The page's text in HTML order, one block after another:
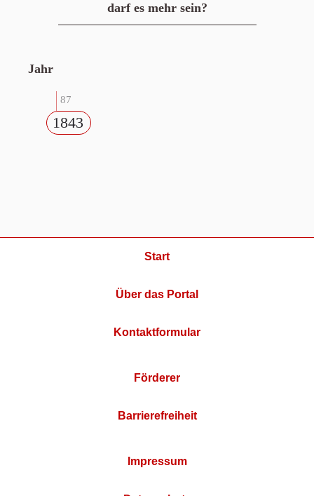
darf es mehr sein?
Jahr
87
1843
Start
Über das Portal
Kontaktformular
Förderer
Barrierefreiheit
Impressum